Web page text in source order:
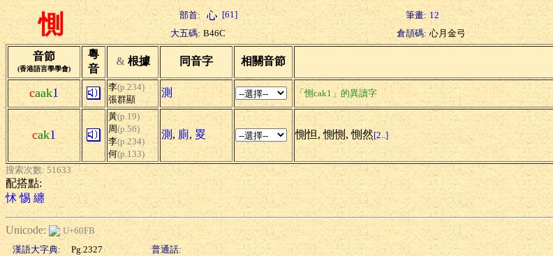
惻 部首: [61] 筆畫: 12
大五碼: B46C 倉頡碼: 心月金弓
音節
(香港語言學學會)
粵
音
& 根據 同音字 相關音節
caak1 李(p.234)
張群顯
測 「惻cak1」的異讀字
cak1
黃(p.19)
周(p.56)
李(p.234)
何(p.133)
測, 廁, 畟 惻怛, 惻惻, 惻然[2..]
搜索次數: 51633
配搭點:
怵 惕 纏
Unicode:
U+60FB
漢語大字典:
Pg.2327 普通話: